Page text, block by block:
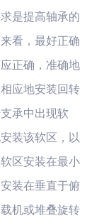
是提高轴承的
看，最好正确
正确，准确地
应地安装回转
承中出现软
装该软区，以
区安装在最小
装在垂直于俯
机或堆叠旋转